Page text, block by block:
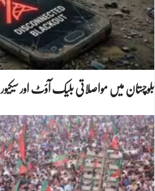
بلوچستان میں مواصلاتی بلیک آؤٹ اور